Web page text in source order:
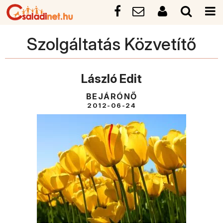
Szolgáltatás Közvetítő
László Edit
BEJÁRÓNŐ
2012-06-24